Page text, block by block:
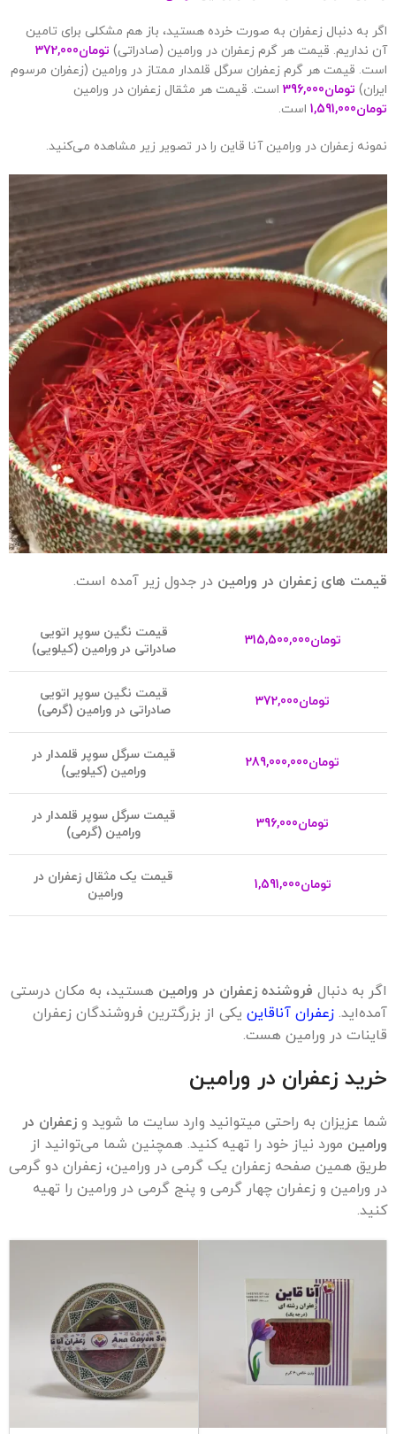
اگر به دنبال زعفران به صورت خرده هستید، باز هم مشکلی برای تامین
آن نداریم. قیمت هر گرم زعفران در ورامین (صادراتی) تومان372,000
است. قیمت هر گرم زعفران سرگل قلمدار ممتاز در ورامین (زعفران مرسوم
ایران) تومان396,000 است. قیمت هر مثقال زعفران در ورامین
تومان1,591,000 است.
نمونه زعفران در ورامین آنا قاین را در تصویر زیر مشاهده می‌کنید.
قیمت های زعفران در ورامین در جدول زیر آمده است.
تومان315,500,000
قیمت نگین سوپر اتویی
صادراتی در ورامین (کیلویی)
تومان372,000
قیمت نگین سوپر اتویی
صادراتی در ورامین (گرمی)
تومان289,000,000 قیمت سرگل سوپر قلمدار در
ورامین (کیلویی)
تومان396,000
قیمت سرگل سوپر قلمدار در
ورامین (گرمی)
تومان1,591,000
قیمت یک مثقال زعفران در
ورامین
اگر به دنبال فروشنده زعفران در ورامین هستید، به مکان درستی
آمده‌اید. زعفران آناقاین یکی از بزرگترین فروشندگان زعفران
قاینات در ورامین هست.
خرید زعفران در ورامین
شما عزیزان به راحتی میتوانید وارد سایت ما شوید و زعفران در
ورامین مورد نیاز خود را تهیه کنید. همچنین شما می‌توانید از
طریق همین صفحه زعفران یک گرمی در ورامین، زعفران دو گرمی
در ورامین و زعفران چهار گرمی و پنج گرمی در ورامین را تهیه
کنید.